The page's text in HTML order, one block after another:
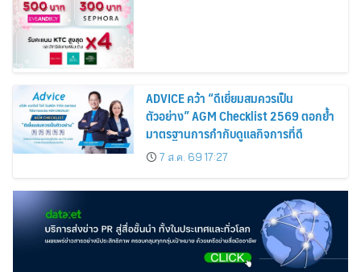
Cosmetics Rises 26%
ADVICE คว้า “ดีเยี่ยมสมควรเป็น
ตัวอย่าง” AGM Checklist 2569 ตอกย้ำ
มาตรฐานการกำกับดูแลกิจการที่ดี
7 ส.ค. 69 17:27